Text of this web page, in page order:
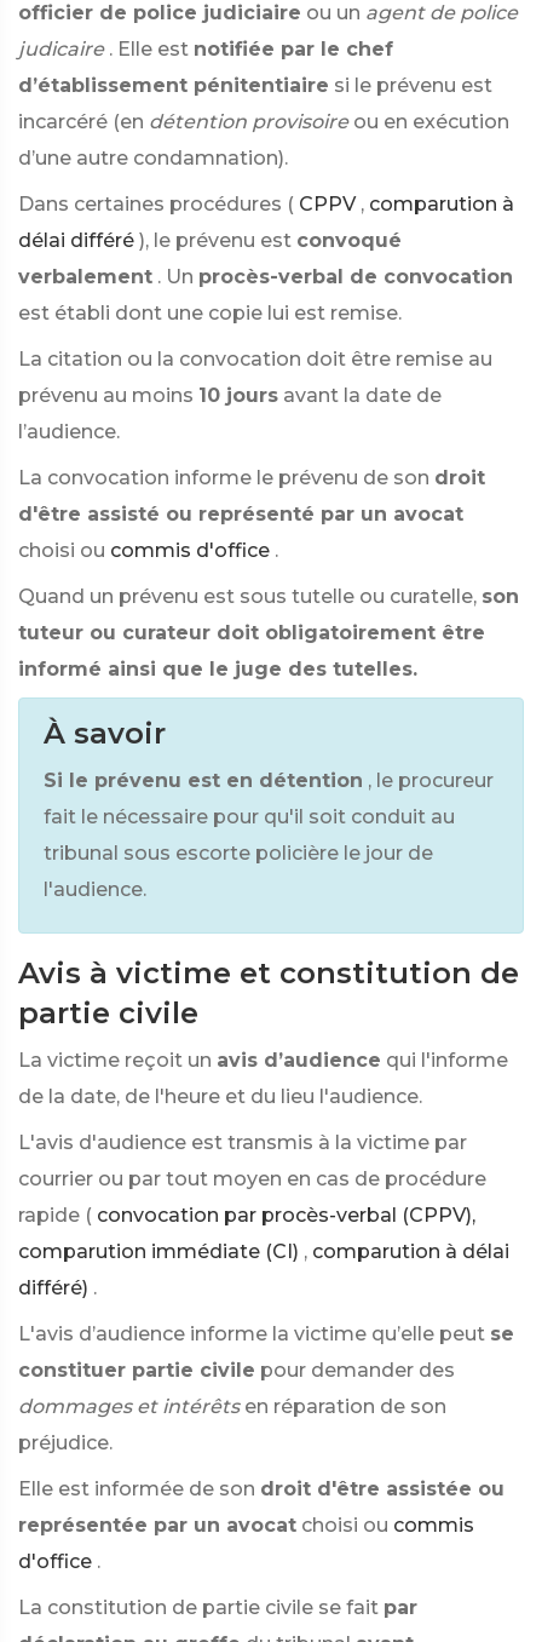
officier de police judiciaire ou un agent de police
judicaire . Elle est notifiée par le chef
d’établissement pénitentiaire si le prévenu est
incarcéré (en détention provisoire ou en exécution
d’une autre condamnation).
Dans certaines procédures ( CPPV , comparution à
délai différé ), le prévenu est convoqué
verbalement . Un procès-verbal de convocation
est établi dont une copie lui est remise.
La citation ou la convocation doit être remise au
prévenu au moins 10 jours avant la date de
l’audience.
La convocation informe le prévenu de son droit
d'être assisté ou représenté par un avocat
choisi ou commis d'office .
Quand un prévenu est sous tutelle ou curatelle, son
tuteur ou curateur doit obligatoirement être
informé ainsi que le juge des tutelles.
À savoir
Si le prévenu est en détention , le procureur
fait le nécessaire pour qu'il soit conduit au
tribunal sous escorte policière le jour de
l'audience.
Avis à victime et constitution de
partie civile
La victime reçoit un avis d’audience qui l'informe
de la date, de l'heure et du lieu l'audience.
L'avis d'audience est transmis à la victime par
courrier ou par tout moyen en cas de procédure
rapide ( convocation par procès-verbal (CPPV),
comparution immédiate (CI) , comparution à délai
différé) .
L'avis d’audience informe la victime qu’elle peut se
constituer partie civile pour demander des
dommages et intérêts en réparation de son
préjudice.
Elle est informée de son droit d'être assistée ou
représentée par un avocat choisi ou commis
d'office .
La constitution de partie civile se fait par